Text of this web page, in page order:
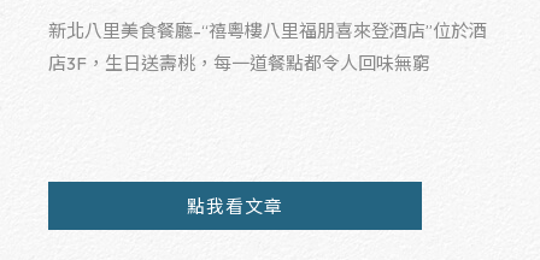
新北八里美食餐廳-“禧粵樓八里福朋喜來登酒店”位於酒
店3F，生日送壽桃，每一道餐點都令人回味無窮
點我看文章